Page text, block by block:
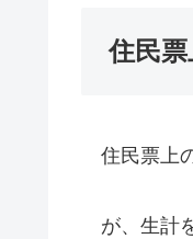
住民
住民票上
が、生計